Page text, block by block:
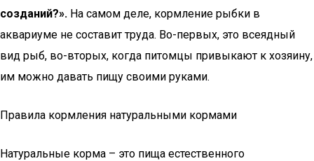
созданий?». На самом деле, кормление рыбки в
аквариуме не составит труда. Во-первых, это всеядный
вид рыб, во-вторых, когда питомцы привыкают к хозяину,
им можно давать пищу своими руками.
Правила кормления натуральными кормами
Натуральные корма – это пища естественного